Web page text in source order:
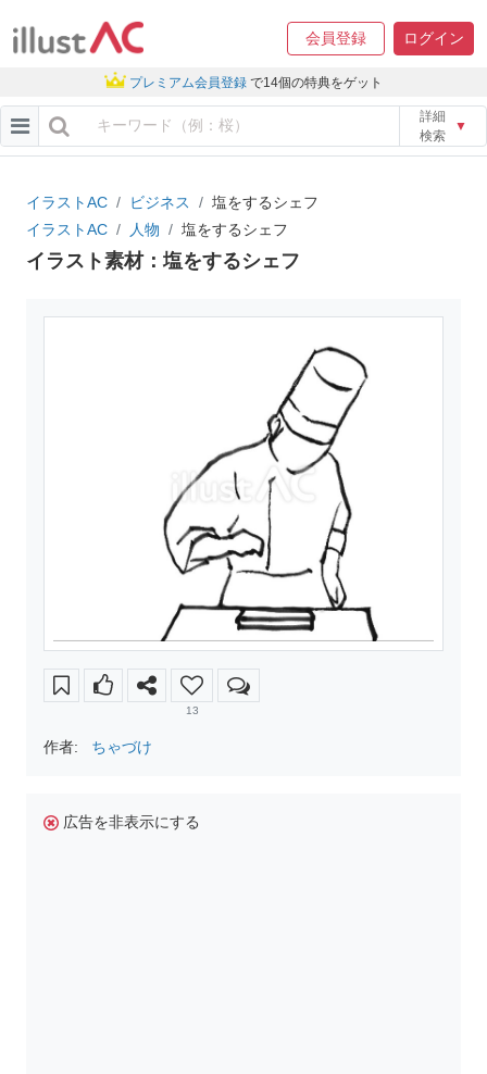
会員登録 ログイン
プレミアム会員登録 で14個の特典をゲット
詳細
検索
▼
イラストAC ビジネス
塩をするシェフ
イラストAC
人物 塩をするシェフ
イラスト素材：塩をするシェフ
13
作者: ちゃづけ
広告を非表示にする